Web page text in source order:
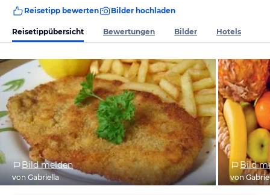
Reisetipp bewerten Bilder hochladen
Reisetippübersicht Bewertungen Bilder Hotels
Bild melden
von Gabriella
Bild
von